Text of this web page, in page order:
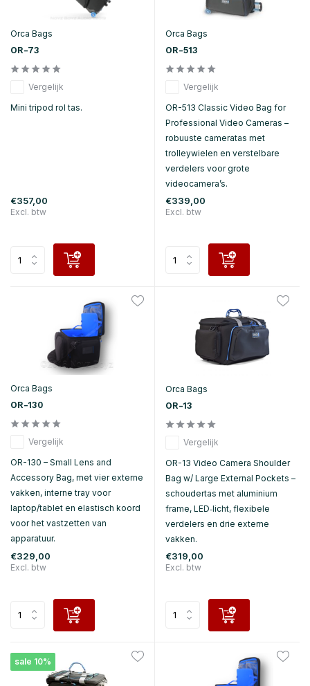
Orca Bags
OR-73
Vergelijk
Mini tripod rol tas.
€357,00
Excl. btw
Orca Bags
OR-513
Vergelijk
OR-513 Classic Video Bag for
Professional Video Cameras –
robuuste cameratas met
trolleywielen en verstelbare
verdelers voor grote
videocamera’s.
€339,00
Excl. btw
Orca Bags
OR-130
Vergelijk
OR-130 – Small Lens and
Accessory Bag, met vier externe
vakken, interne tray voor
laptop/tablet en elastisch koord
voor het vastzetten van
apparatuur.
€329,00
Excl. btw
Orca Bags
OR-13
Vergelijk
OR-13 Video Camera Shoulder
Bag w/ Large External Pockets –
schoudertas met aluminium
frame, LED‑licht, flexibele
verdelers en drie externe
vakken.
€319,00
Excl. btw
sale 10%